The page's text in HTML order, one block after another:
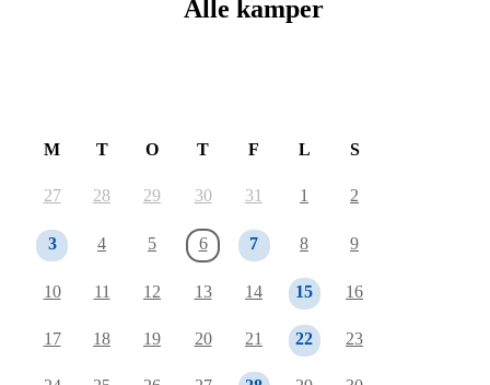
Alle kamper
M T O T F L S
27 28 29 30 31 1 2
3 4 5 6 7 8 9
10 11 12 13 14 15 16
17 18 19 20 21 22 23